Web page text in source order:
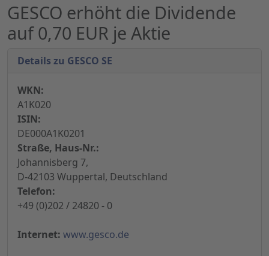
GESCO erhöht die Dividende
auf 0,70 EUR je Aktie
Details zu GESCO SE
WKN:
A1K020
ISIN:
DE000A1K0201
Straße, Haus-Nr.:
Johannisberg 7,
D-42103 Wuppertal, Deutschland
Telefon:
+49 (0)202 / 24820 - 0
Internet: www.gesco.de